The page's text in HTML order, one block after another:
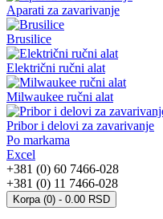
Aparati za zavarivanje
Brusilice
Električni ručni alat
Milwaukee ručni alat
Pribor i delovi za zavarivanje
Po markama
Excel
+381 (0) 60 7466-028
+381 (0) 11 7466-028
Korpa (0) - 0.00 RSD